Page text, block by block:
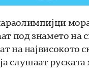
под знамето на
на највисокото
слушаат руската